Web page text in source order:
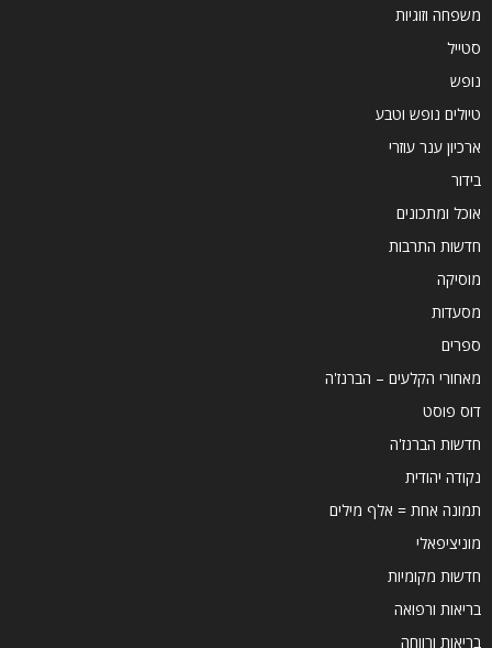
משפחה וזוגיות
סטייל
נופש
טיולים נופש וטבע
ארכיון ענר עוזרי
בידור
אוכל ומתכונים
חדשות התרבות
מוסיקה
מסעדות
ספרים
מאחורי הקלעים – הברנז'ה
דוס פוסט
חדשות הברנז'ה
נקודה יהודית
תמונה אחת = אלף מילים
מוניציפאלי
חדשות מקומיות
בריאות ורפואה
בריאות ורווחה